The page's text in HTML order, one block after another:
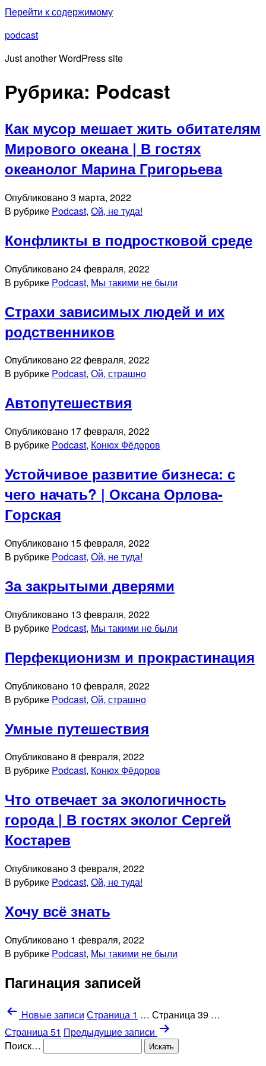
Перейти к содержимому
podcast
Just another WordPress site
Рубрика: Podcast
Как мусор мешает жить обитателям
Мирового океана | В гостях
океанолог Марина Григорьева
Опубликовано3 марта, 2022
В рубрике Podcast, Ой, не туда!
Конфликты в подростковой среде
Опубликовано24 февраля, 2022
В рубрике Podcast, Мы такими не были
Страхи зависимых людей и их
родственников
Опубликовано22 февраля, 2022
В рубрике Podcast, Ой, страшно
Автопутешествия
Опубликовано 17 февраля, 2022
В рубрике Podcast, Конюх Фёдоров
Устойчивое развитие бизнеса: с
чего начать? | Оксана Орлова-
Горская
Опубликовано 15 февраля, 2022
В рубрике Podcast, Ой, не туда!
За закрытыми дверями
Опубликовано 13 февраля, 2022
В рубрике Podcast, Мы такими не были
Перфекционизм и прокрастинация
Опубликовано 10 февраля, 2022
В рубрике Podcast, Ой, страшно
Умные путешествия
Опубликовано8 февраля, 2022
В рубрике Podcast, Конюх Фёдоров
Что отвечает за экологичность
города | В гостях эколог Сергей
Костарев
Опубликовано3 февраля, 2022
В рубрике Podcast, Ой, не туда!
Хочу всё знать
Опубликовано 1 февраля, 2022
В рубрике Podcast, Мы такими не были
Пагинация записей
Новыезаписи Страница 1 … Страница 39 …
Страница 51 Предыдущиезаписи
Поиск…